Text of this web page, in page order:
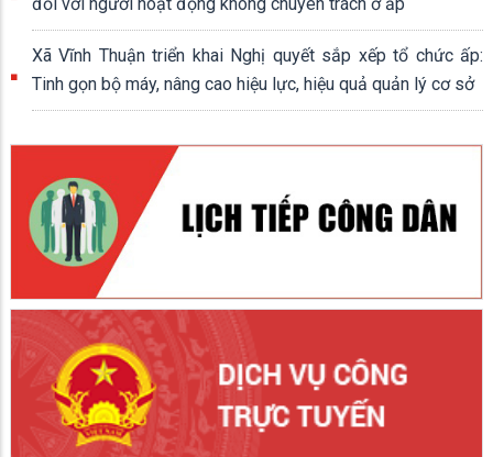
Xã Vĩnh Thuận triển khai Nghị quyết sắp xếp tổ chức ấp:
Tinh gọn bộ máy, nâng cao hiệu lực, hiệu quả quản lý cơ sở